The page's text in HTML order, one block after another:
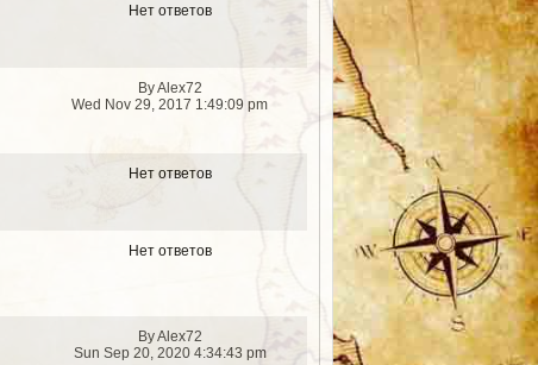
Нет ответов
By Alex72
Wed Nov 29, 2017 1:49:09 pm
Нет ответов
Нет ответов
By Alex72
Sun Sep 20, 2020 4:34:43 pm